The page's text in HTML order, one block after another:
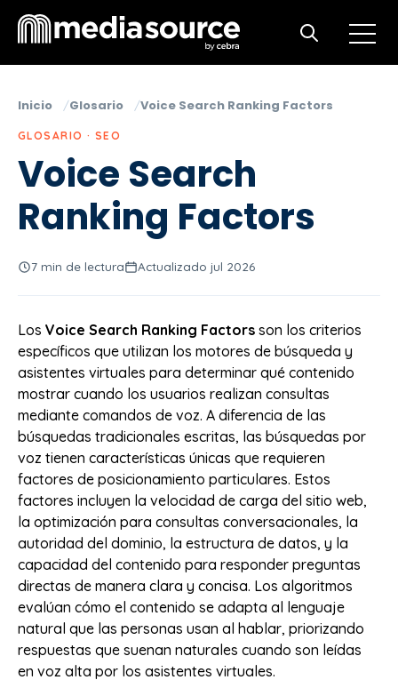
Open
Open search
Inicio Glosario Voice Search Ranking Factors
GLOSARIO · SEO
Voice Search
Ranking Factors
7 min de lectura Actualizado jul 2026
Los Voice Search Ranking Factors son los criterios
específicos que utilizan los motores de búsqueda y
asistentes virtuales para determinar qué contenido
mostrar cuando los usuarios realizan consultas
mediante comandos de voz. A diferencia de las
búsquedas tradicionales escritas, las búsquedas por
voz tienen características únicas que requieren
factores de posicionamiento particulares. Estos
factores incluyen la velocidad de carga del sitio web,
la optimización para consultas conversacionales, la
autoridad del dominio, la estructura de datos, y la
capacidad del contenido para responder preguntas
directas de manera clara y concisa. Los algoritmos
evalúan cómo el contenido se adapta al lenguaje
natural que las personas usan al hablar, priorizando
respuestas que suenan naturales cuando son leídas
en voz alta por los asistentes virtuales.